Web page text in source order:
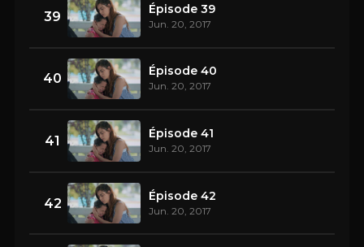
39 Épisode 39
Jun. 20, 2017
40 Épisode 40
Jun. 20, 2017
41 Épisode 41
Jun. 20, 2017
42 Épisode 42
Jun. 20, 2017